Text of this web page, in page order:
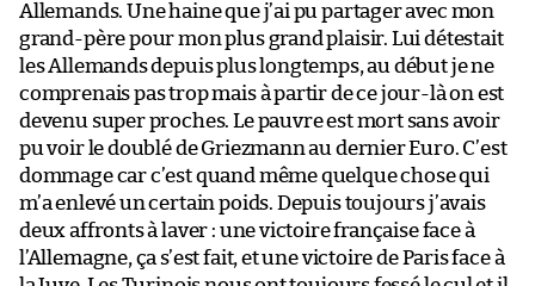
Allemands. Une haine que j’ai pu partager avec mon
grand-père pour mon plus grand plaisir. Lui détestait
les Allemands depuis plus longtemps, au début je ne
comprenais pas trop mais à partir de ce jour-là on est
devenu super proches. Le pauvre est mort sans avoir
pu voir le doublé de Griezmann au dernier Euro. C’est
dommage car c’est quand même quelque chose qui
m’a enlevé un certain poids. Depuis toujours j’avais
deux affronts à laver : une victoire française face à
l’Allemagne, ça s’est fait, et une victoire de Paris face à